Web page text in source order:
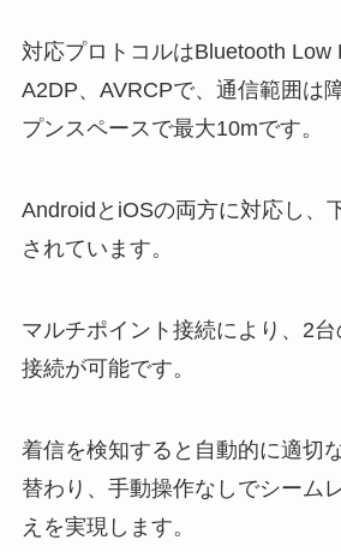
対応プロトコルはBluetooth Low
A2DP、AVRCPで、通信範囲は
プンスペースで最大10mです。
AndroidとiOSの両方に対応し、
されています。
マルチポイント接続により、2
接続が可能です。
着信を検知すると自動的に適切
替わり、手動操作なしでシーム
えを実現します。